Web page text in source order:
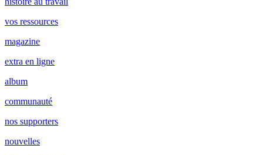
vos ressources
magazine
extra en ligne
album
communauté
nos supporters
nouvelles